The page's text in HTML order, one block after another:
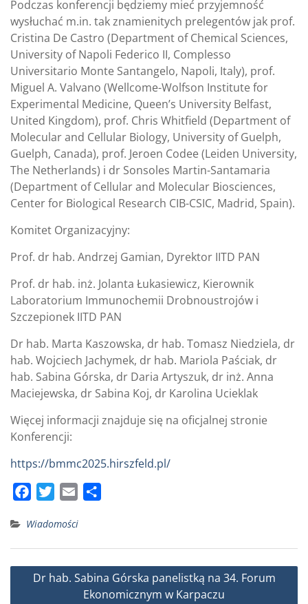
Podczas konferencji będziemy mieć przyjemność
wysłuchać m.in. tak znamienitych prelegentów jak prof.
Cristina De Castro (Department of Chemical Sciences,
University of Napoli Federico II, Complesso
Universitario Monte Santangelo, Napoli, Italy), prof.
Miguel A. Valvano (Wellcome-Wolfson Institute for
Experimental Medicine, Queen’s University Belfast,
United Kingdom), prof. Chris Whitfield (Department of
Molecular and Cellular Biology, University of Guelph,
Guelph, Canada), prof. Jeroen Codee (Leiden University,
The Netherlands) i dr Sonsoles Martin-Santamaria
(Department of Cellular and Molecular Biosciences,
Center for Biological Research CIB-CSIC, Madrid, Spain).
Komitet Organizacyjny:
Prof. dr hab. Andrzej Gamian, Dyrektor IITD PAN
Prof. dr hab. inż. Jolanta Łukasiewicz, Kierownik
Laboratorium Immunochemii Drobnoustrojów i
Szczepionek IITD PAN
Dr hab. Marta Kaszowska, dr hab. Tomasz Niedziela, dr
hab. Wojciech Jachymek, dr hab. Mariola Paściak, dr
hab. Sabina Górska, dr Daria Artyszuk, dr inż. Anna
Maciejewska, dr Sabina Koj, dr Karolina Ucieklak
Więcej informacji znajduje się na oficjalnej stronie
Konferencji:
https://bmmc2025.hirszfeld.pl/
c
e
b
o
i
t
t
e
i
l
r
e
Wiadomości
Nawigacja
Dr hab. Sabina Górska panelistką na 34. Forum
Ekonomicznym w Karpaczu